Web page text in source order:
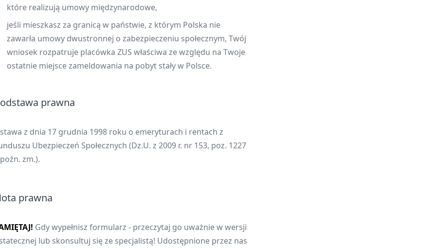
które realizują umowy międzynarodowe,
jeśli mieszkasz za granicą w państwie, z którym Polska nie
zawarła umowy dwustronnej o zabezpieczeniu społecznym, Twój
wniosek rozpatruje placówka ZUS właściwa ze względu na Twoje
ostatnie miejsce zameldowania na pobyt stały w Polsce.
prawna
z dnia 17 grudnia 1998 roku o emeryturach i rentach z
Ubezpieczeń Społecznych (Dz.U. z 2009 r. nr 153, poz. 1227
zm.).
prawna
Gdy wypełnisz formularz - przeczytaj go uważnie w wersji
lub skonsultuj się ze specjalistą! Udostępnione przez nas